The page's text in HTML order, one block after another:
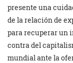
presente una
de la relación de
para recuperar un
contra del
mundial ante la